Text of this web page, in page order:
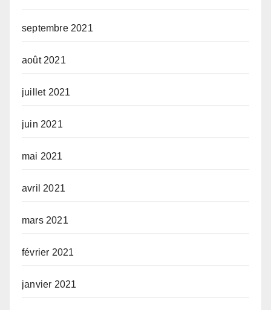
septembre 2021
août 2021
juillet 2021
juin 2021
mai 2021
avril 2021
mars 2021
février 2021
janvier 2021